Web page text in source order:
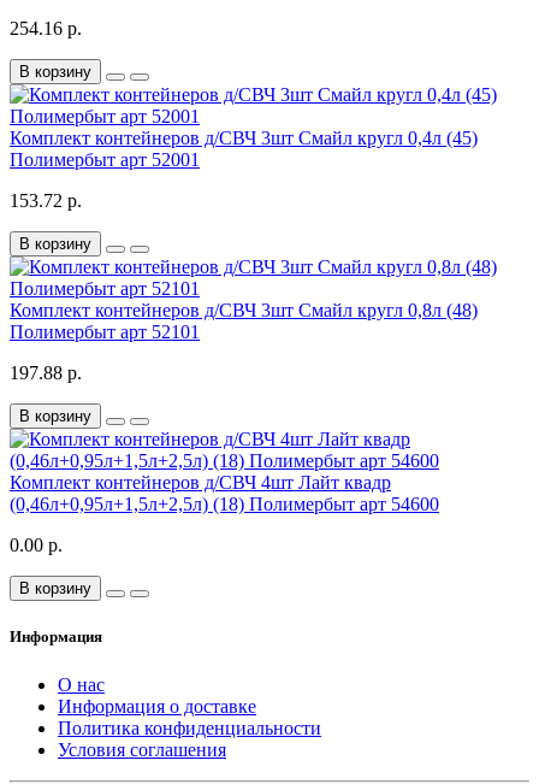
254.16 р.
В корзину
Комплект контейнеров д/СВЧ 3шт Смайл кругл 0,4л (45)
Полимербыт арт 52001
153.72 р.
В корзину
Комплект контейнеров д/СВЧ 3шт Смайл кругл 0,8л (48)
Полимербыт арт 52101
197.88 р.
В корзину
Комплект контейнеров д/СВЧ 4шт Лайт квадр
(0,46л+0,95л+1,5л+2,5л) (18) Полимербыт арт 54600
0.00 р.
В корзину
Информация
О нас
Информация о доставке
Политика конфиденциальности
Условия соглашения